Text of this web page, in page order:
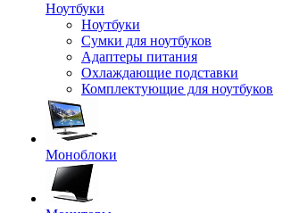
Ноутбуки
Ноутбуки
Сумки для ноутбуков
Адаптеры питания
Охлаждающие подставки
Комплектующие для ноутбуков
Моноблоки